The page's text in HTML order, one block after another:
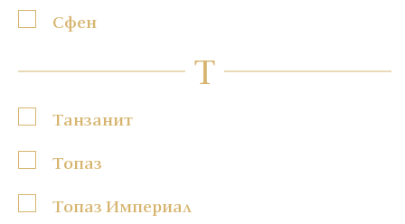
Сфен
Т
Танзанит
Топаз
Топаз Империал